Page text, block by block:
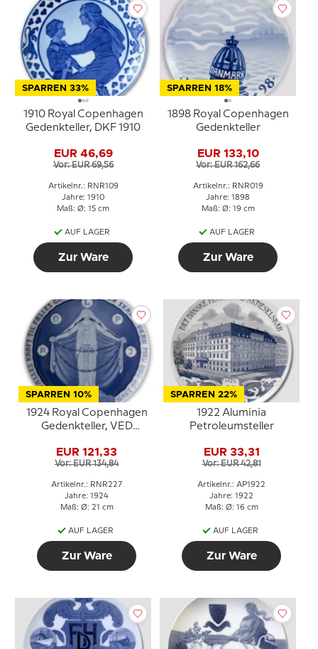
SPARREN 33%
1910 Royal Copenhagen
Gedenkteller, DKF 1910
EUR 46,69
Vor: EUR 69,56
Artikelnr.: RNR109
Jahre: 1910
Maß: Ø: 15 cm
AUF LAGER
Zur Ware
SPARREN 18%
1898 Royal Copenhagen
Gedenkteller
EUR 133,10
Vor: EUR 162,66
Artikelnr.: RNR019
Jahre: 1898
Maß: Ø: 19 cm
AUF LAGER
Zur Ware
SPARREN 10%
1924 Royal Copenhagen
Gedenkteller, VED
FÆLLES GAVN HER
SKABES VÆRN MOD
NØD OG SAVN D. A. L.,
(Durch die vereinte Kraft
und für die gute
Zaun gegen die Armut
EUR 121,33
Vor: EUR 134,84
Artikelnr.: RNR227
Jahre: 1924
Maß: Ø: 21 cm
AUF LAGER
Zur Ware
SPARREN 22%
1922 Aluminia
Petroleumsteller
EUR 33,31
Vor: EUR 42,81
Artikelnr.: AP1922
Jahre: 1922
Maß: Ø: 16 cm
AUF LAGER
Zur Ware